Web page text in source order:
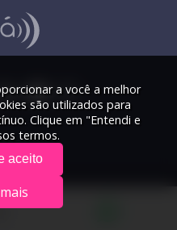
os direitos reservados.
a você a melhor
são utilizados para
Clique em "Entendi e
termos.
aceito